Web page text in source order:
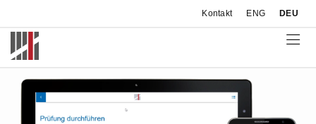
Kontakt ENG DEU